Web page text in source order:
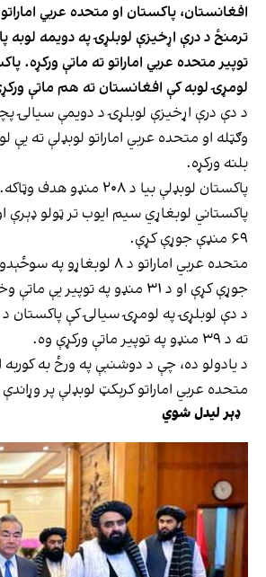
افغانستان، پاکستان او متحده عربي
توپير متحده عربي اماراتو ته ماتې ورکړه.
لومړۍ لوبه کې افغانستان ته هم ماتې
د دې درې اړخیزې لوبلړۍ د دویمې سیالۍ
وګټله او متحده عربي اماراتو لوبډلې ته
بلنه ورکړه.
پاکستان لوبډلې بیا د ۲۰۸ منډو هدف وټاکه.
۶۹ منډې جوړې کړې.
جوړې کړې او د ۳۱ منډو په توپير یې ماتې وخوړه.
د دې لوبلړۍ په لومړۍ سیالۍ کې پاکستان
ته د ۳۹ منډو په توپیر ماتې ورکړې وه.
د یادولو ده، چې د دوشنبې په ورځ به
متحده عربي اماراتو کرېکټ لوبډلې پر
ډېر لیدل شوي